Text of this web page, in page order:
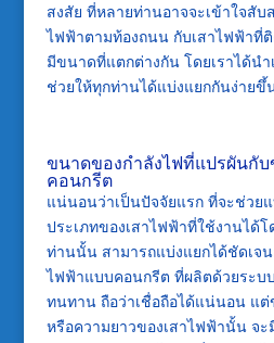
สงสัย ที่หลายท่านอาจจะเข้าใจสับ
ไฟฟ้าตามท้องถนน กับเสาไฟฟ้าที่
มีขนาดที่แตกต่างกัน โดยเราได้น
ช่วยให้ทุกท่านได้แบ่งแยกกันง่ายขึ้
ขนาดของกำลังไฟที่แปรผันกับ
คอนกรีต
แน่นอนว่าเป็นปัจจัยแรก ที่จะช่วย
ประเภทของเสาไฟฟ้าที่ใช้งานได้
ท่านนั้น สามารถแบ่งแยกได้ชัดเจ
ไฟฟ้าแบบคอนกรีต ที่ผลิตด้วยระบ
ทนทาน ถือว่าเชื่อถือได้แน่นอน แ
หรือความยาวของเสาไฟฟ้านั้น จ